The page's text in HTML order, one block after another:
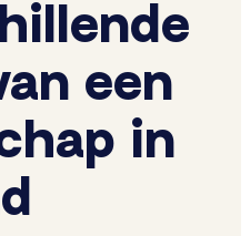
een
in